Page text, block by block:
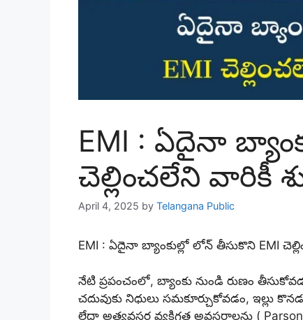
EMI : ఏదైనా
చెల్లించలేని వారికీ
April 4, 2025 by Telangana Public
EMI : ఏదైనా బ్యాంకుల్లో లోన్ తీసుకొని EMI
నేటి ప్రపంచంలో, బ్యాంకు నుండి రుణం
చదువుకు నిధులు సమకూర్చుకోవడం, ఇల్లు
లేదా అత్యవసర వ్యక్తిగత అవసరాలను (